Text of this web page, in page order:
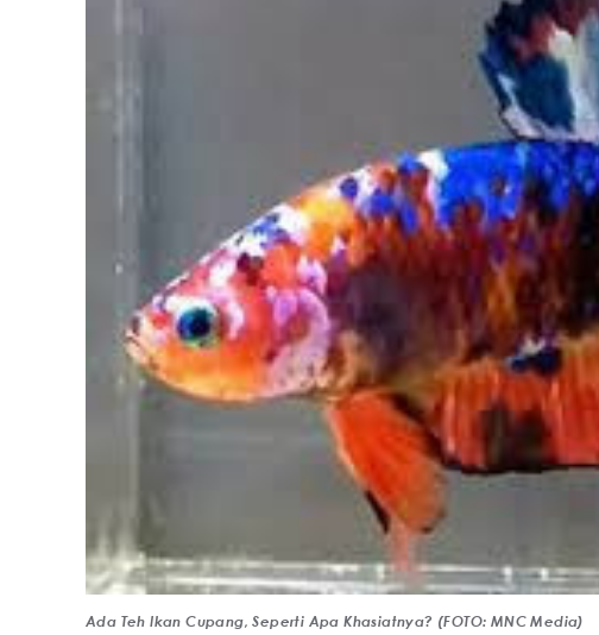
Ada Teh Ikan Cupang, Seperti Apa Khasiatnya? (FOTO: MNC Media)